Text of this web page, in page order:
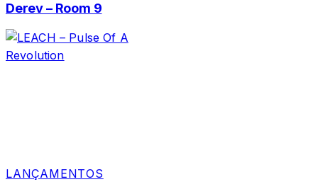
Derev – Room 9
LANÇAMENTOS